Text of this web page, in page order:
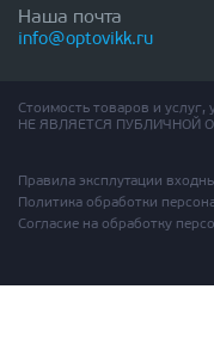
Наша почта
info@optovikk.ru
Стоимость товаров и услуг,
НЕ ЯВЛЯЕТСЯ ПУБЛИЧНОЙ
Правила эксплутации
Политика обработки
Согласие на обработку